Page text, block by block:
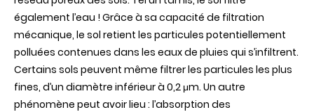
également l’eau ! Grâce à sa capacité de filtration
mécanique, le sol retient les particules potentiellement
polluées contenues dans les eaux de pluies qui s’infiltrent.
Certains sols peuvent même filtrer les particules les plus
fines, d’un diamètre inférieur à 0,2 μm. Un autre
phénomène peut avoir lieu : l’absorption des